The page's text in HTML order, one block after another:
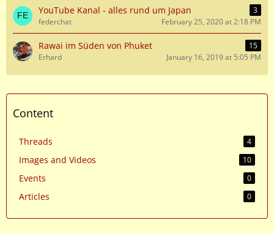
YouTube Kanal - alles rund um Japan
3
federchat
February 25, 2020 at 2:18 PM
Rawai im Süden von Phuket
15
Erhard
January 16, 2019 at 5:05 PM
Content
Threads 4
Images and Videos 10
Events 0
Articles 0